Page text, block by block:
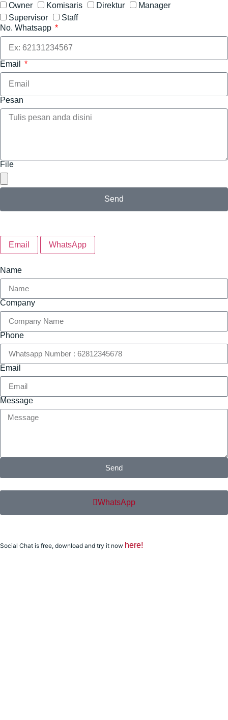
Owner Komisaris Direktur
Manager
Supervisor
Staff
No. Whatsapp
Email
Pesan
File
Send
Email WhatsApp
Name
Company
Phone
Email
Message
Send
WhatsApp
Social Chat is free, download and try it now here!